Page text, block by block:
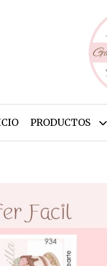
PRODUCTOS